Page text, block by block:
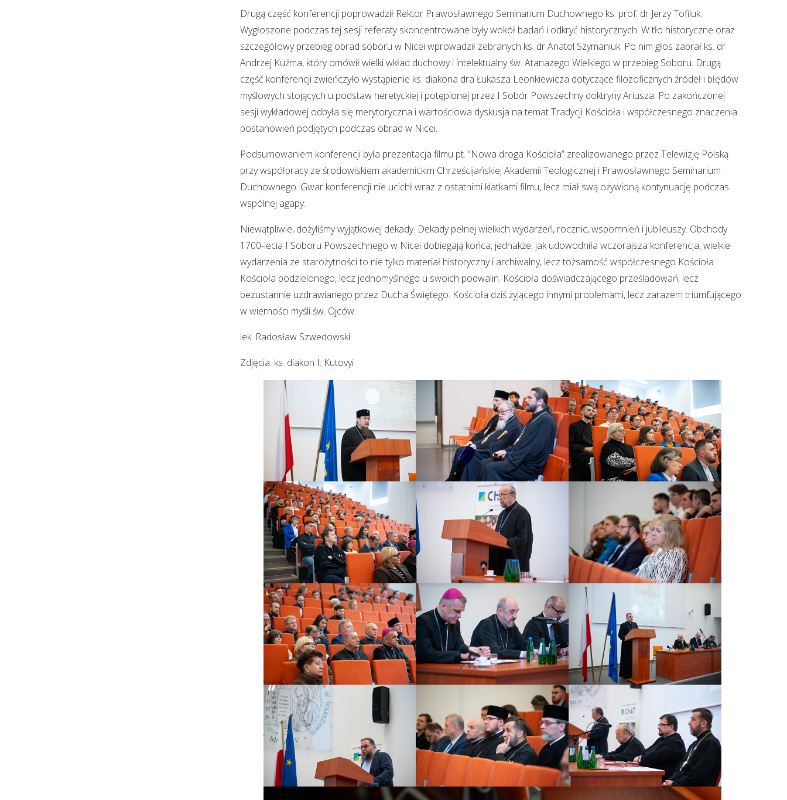
Drugą część konferencji poprowadził Rektor Prawosławnego Seminarium Duchownego ks. prof. dr Jerzy Tofiluk.
Wygłoszone podczas tej sesji referaty skoncentrowane były wokół badań i odkryć historycznych. W tło historyczne oraz
szczegółowy przebieg obrad soboru w Nicei wprowadził zebranych ks. dr Anatol Szymaniuk. Po nim głos zabrał ks. dr
Andrzej Kuźma, który omówił wielki wkład duchowy i intelektualny św. Atanazego Wielkiego w przebieg Soboru. Drugą
część konferencji zwieńczyło wystąpienie ks. diakona dra Łukasza Leonkiewicza dotyczące filozoficznych źródeł i błędów
myślowych stojących u podstaw heretyckiej i potępionej przez I Sobór Powszechny doktryny Ariusza. Po zakończonej
sesji wykładowej odbyła się merytoryczna i wartościowa dyskusja na temat Tradycji Kościoła i współczesnego znaczenia
postanowień podjętych podczas obrad w Nicei.
Podsumowaniem konferencji była prezentacja filmu pt. “Nowa droga Kościoła” zrealizowanego przez Telewizję Polską
przy współpracy ze środowiskiem akademickim Chrześcijańskiej Akademii Teologicznej i Prawosławnego Seminarium
Duchownego. Gwar konferencji nie ucichł wraz z ostatnimi klatkami filmu, lecz miał swą ożywioną kontynuację podczas
wspólnej agapy.
Niewątpliwie, dożyliśmy wyjątkowej dekady. Dekady pełnej wielkich wydarzeń, rocznic, wspomnień i jubileuszy. Obchody
1700-lecia I Soboru Powszechnego w Nicei dobiegają końca, jednakże, jak udowodniła wczorajsza konferencja, wielkie
wydarzenia ze starożytności to nie tylko materiał historyczny i archiwalny, lecz tożsamość współczesnego Kościoła.
Kościoła podzielonego, lecz jednomyślnego u swoich podwalin. Kościoła doświadczającego prześladowań, lecz
bezustannie uzdrawianego przez Ducha Świętego. Kościoła dziś żyjącego innymi problemami, lecz zarazem triumfującego
w wierności myśli św. Ojców.
lek. Radosław Szwedowski
Zdjęcia: ks. diakon I. Kutovyi